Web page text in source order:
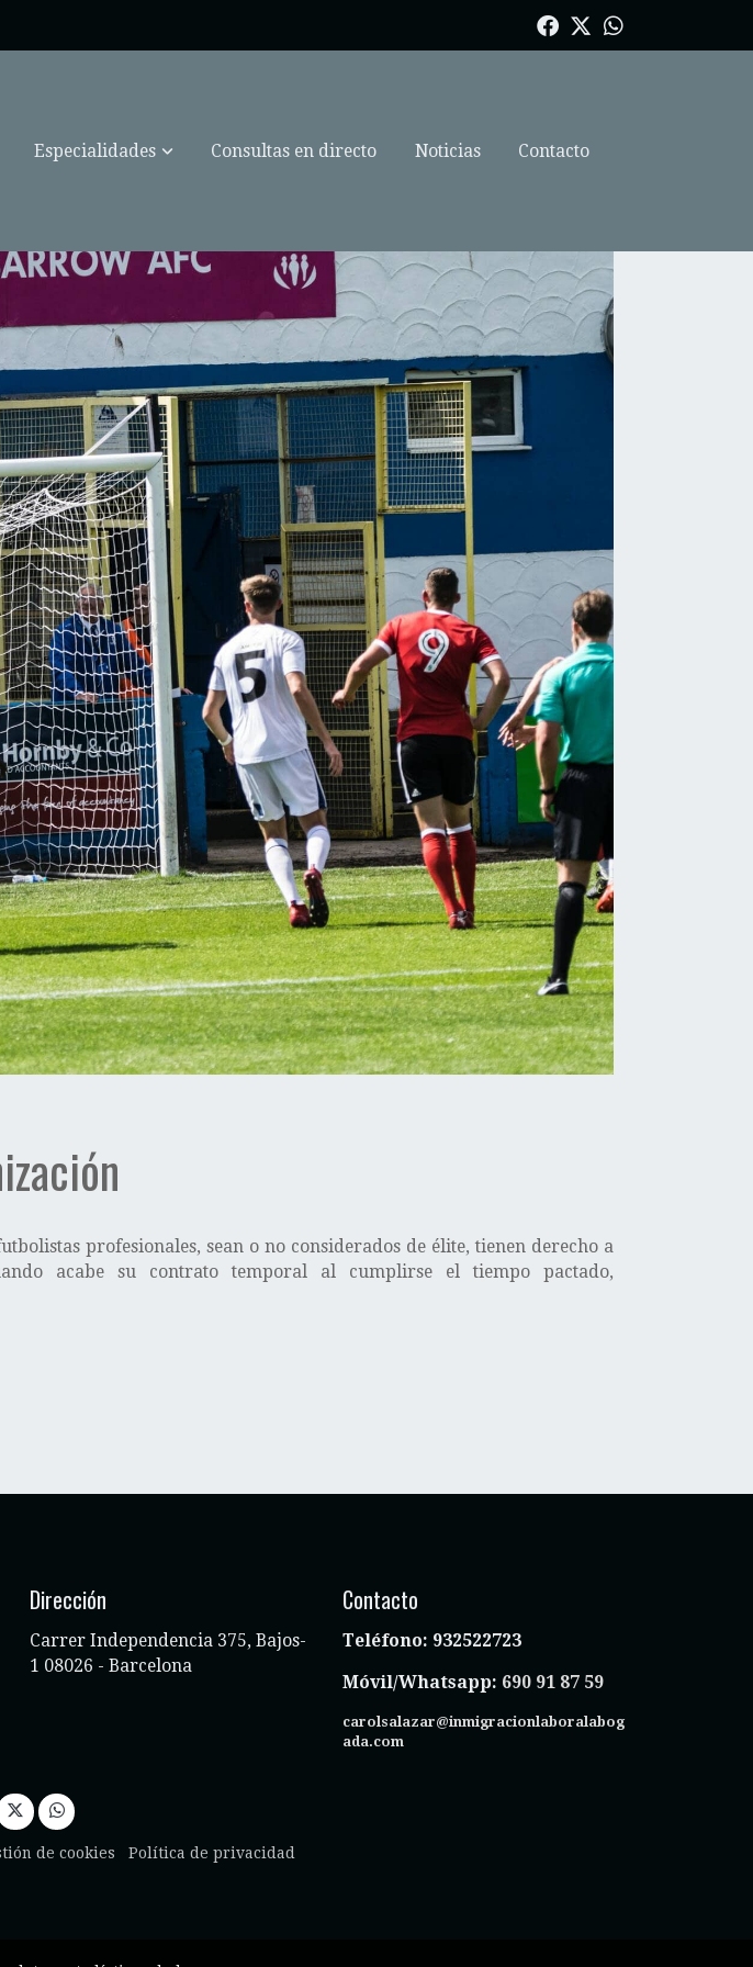
Especialidades Consultas en directo Noticias Contacto
profesionales, sean o no considerados de élite, tienen derecho a
acabe su contrato temporal al cumplirse el tiempo pactado,
Dirección
Carrer Independencia 375, Bajos-
1 08026 - Barcelona
Contacto
Teléfono: 932522723
Móvil/Whatsapp: 690 91 87 59
carolsalazar@inmigracionlaboralabog
ada.com
de cookies Política de privacidad